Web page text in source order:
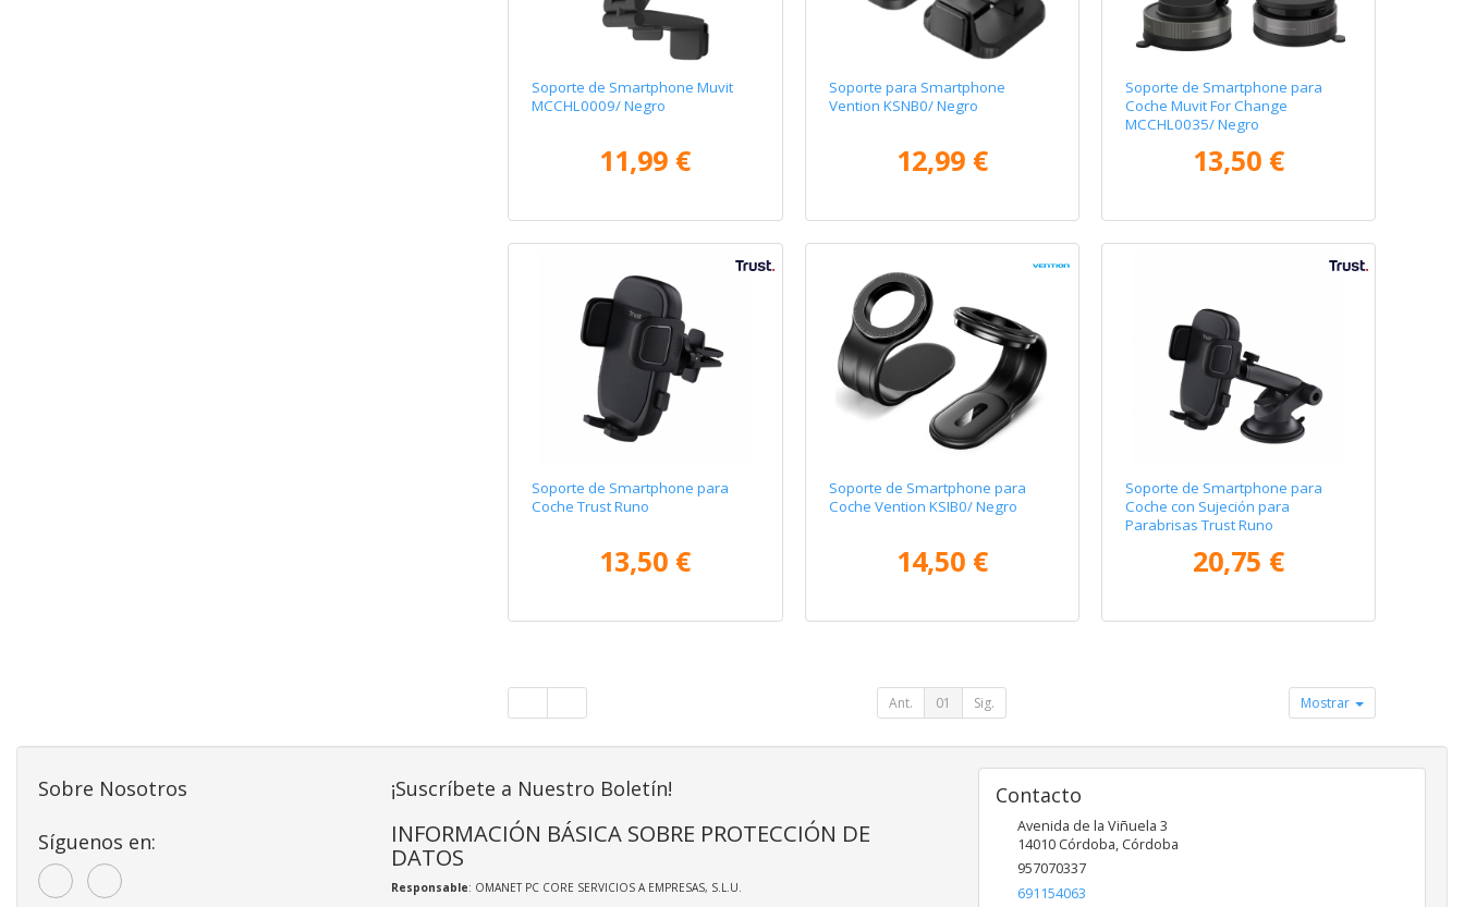
Soporte de Smartphone Muvit
MCCHL0009/ Negro
11,99 €
Soporte para Smartphone
Vention KSNB0/ Negro
12,99 €
Soporte de Smartphone para
Coche Muvit For Change
MCCHL0035/ Negro
13,50 €
Soporte de Smartphone para
Coche Trust Runo
13,50 €
Soporte de Smartphone para
Coche Vention KSIB0/ Negro
14,50 €
Soporte de Smartphone para
Coche con Sujeción para
Parabrisas Trust Runo
20,75 €
Ant. 01 Sig. Mostrar
Sobre Nosotros
Síguenos en:
¡Suscríbete a Nuestro Boletín!
INFORMACIÓN BÁSICA SOBRE PROTECCIÓN DE
DATOS
Responsable: OMANET PC CORE SERVICIOS A EMPRESAS, S.L.U.
Contacto
Avenida de la Viñuela 3
14010 Córdoba, Córdoba
957070337
691154063